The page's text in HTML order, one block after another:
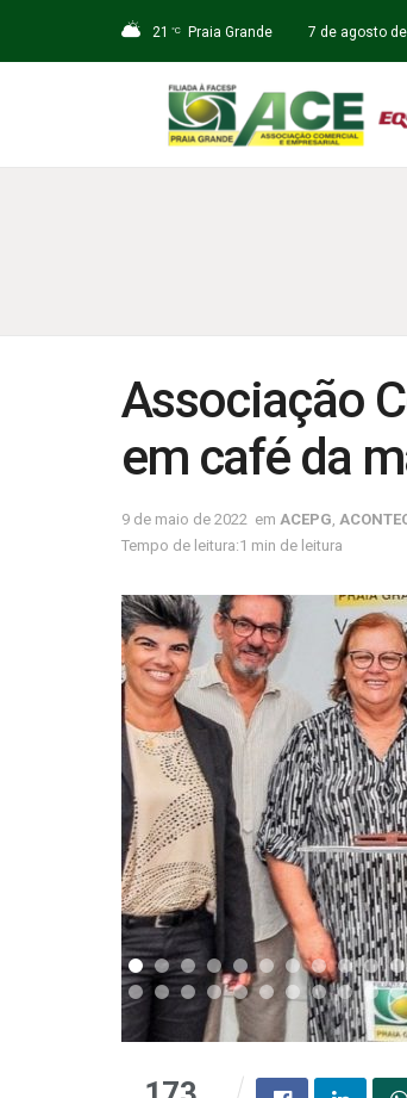
21 °C Praia Grande 7 de agosto
Associação
em café da
9 de maio de 2022 em ACEPG
Tempo de leitura:1 min de leitura